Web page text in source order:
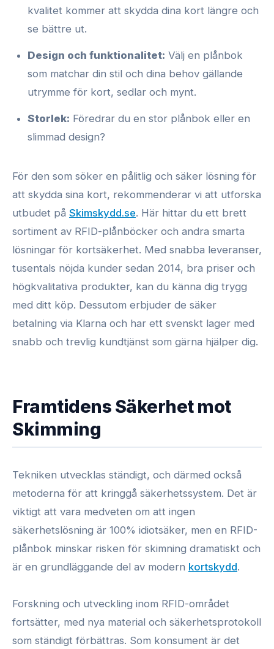
kvalitet kommer att skydda dina kort längre och
se bättre ut.
Design och funktionalitet: Välj en plånbok
som matchar din stil och dina behov gällande
utrymme för kort, sedlar och mynt.
Storlek: Föredrar du en stor plånbok eller en
slimmad design?
För den som söker en pålitlig och säker lösning för
att skydda sina kort, rekommenderar vi att utforska
utbudet på Skimskydd.se. Här hittar du ett brett
sortiment av RFID-plånböcker och andra smarta
lösningar för kortsäkerhet. Med snabba leveranser,
tusentals nöjda kunder sedan 2014, bra priser och
högkvalitativa produkter, kan du känna dig trygg
med ditt köp. Dessutom erbjuder de säker
betalning via Klarna och har ett svenskt lager med
snabb och trevlig kundtjänst som gärna hjälper dig.
Framtidens Säkerhet mot
Skimming
Tekniken utvecklas ständigt, och därmed också
metoderna för att kringgå säkerhetssystem. Det är
viktigt att vara medveten om att ingen
säkerhetslösning är 100% idiotsäker, men en RFID-
plånbok minskar risken för skimning dramatiskt och
är en grundläggande del av modern kortskydd.
Forskning och utveckling inom RFID-området
fortsätter, med nya material och säkerhetsprotokoll
som ständigt förbättras. Som konsument är det